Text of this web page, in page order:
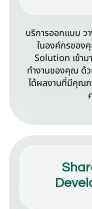
บริการออกแบบ ว
ในองค์กรของ
Solution เข้าม
ทำงานของคุณ ด้
ได้ผลงานที่มีคุณ